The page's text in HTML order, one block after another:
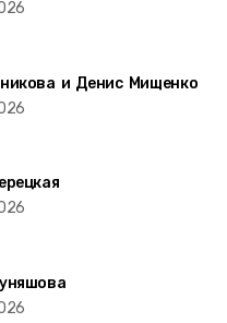
и Денис Мищенко